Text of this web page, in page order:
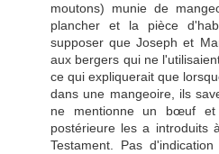
moutons) munie de
plancher et la pièce
supposer que Joseph et
aux bergers qui ne
ce qui expliquerait que
dans une mangeoire, ils
ne mentionne un bœuf et
postérieure les a introduits
Testament. Pas